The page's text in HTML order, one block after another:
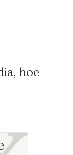
hoe